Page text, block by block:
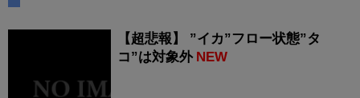
【超悲報】 ”イカ”フロー状態”タ
コ”は対象外 NEW